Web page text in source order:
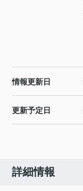
情報更新日
更新予定日
詳細情報